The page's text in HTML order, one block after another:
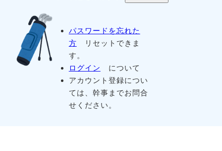
パスワードを忘れた
方 リセットできま
す。
ログイン
について
アカウント登録につい
ては、幹事までお問合
せください。